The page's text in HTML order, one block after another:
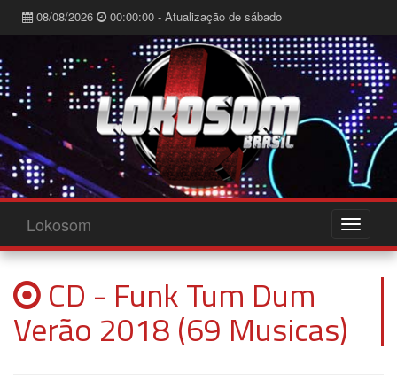
08/08/2026 00:00:00 - Atualização de sábado
Lokosom
CD - Funk Tum Dum
Verão 2018 (69 Musicas)